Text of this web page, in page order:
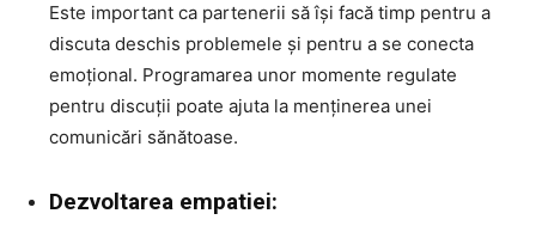
Este important ca partenerii să își facă timp pentru a
discuta deschis problemele și pentru a se conecta
emoțional. Programarea unor momente regulate
pentru discuții poate ajuta la menținerea unei
comunicări sănătoase.
Dezvoltarea empatiei: